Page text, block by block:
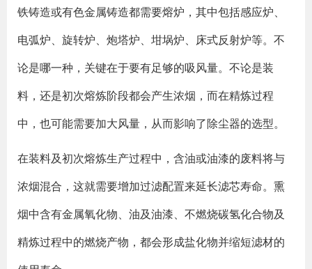
铁铸造或有色金属铸造都需要熔炉，其中包括感应炉、
电弧炉、旋转炉、炮塔炉、坩埚炉、床式反射炉等。不
论是哪一种，关键在于要有足够的吸风量。不论是装
料，还是初次熔炼阶段都会产生浓烟，而在精炼过程
中，也可能需要加大风量，从而影响了除尘器的选型。
在装料及初次熔炼生产过程中，含油或油漆的废料将与
浓烟混合，这就需要增加过滤配置来延长滤芯寿命。熏
烟中含有金属氧化物、油及油漆、不燃烧碳氢化合物及
精炼过程中的燃烧产物，都会形成盐化物并缩短滤材的